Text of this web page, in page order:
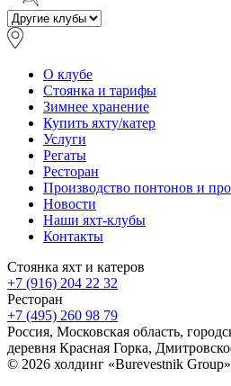
О клубе
Стоянка и тарифы
Зимнее хранение
Купить яхту/катер
Услуги
Регаты
Ресторан
Производство понтонов и
Новости
Наши яхт-клубы
Контакты
Стоянка яхт и катеров
+7 (916) 204 22 32
Ресторан
+7 (495) 260 98 79
Россия, Московская область,
деревня Красная Горка,
© 2026 холдинг «Burevestnik